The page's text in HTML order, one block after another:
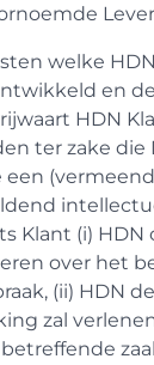
welke
en
HDN
ter zake die
Klant (i) HDN
over het
(ii) HDN
zal